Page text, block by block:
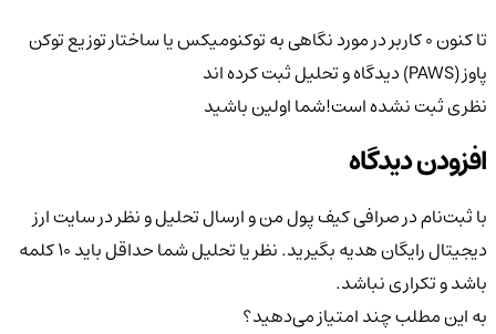
تا کنون 0 کاربر در مورد
نگاهی به توکنومیکس یا ساختار توزیع توکن
پاوز (PAWS)
دیدگاه و تحلیل ثبت کرده اند
نظری ثبت نشده است!شما اولین باشید
افزودن دیدگاه
با ثبت‌نام در صرافی کیف پول من و ارسال تحلیل و نظر در سایت ارز
دیجیتال رایگان هدیه بگیرید. نظر یا تحلیل شما حداقل باید ۱۰ کلمه
باشد و تکراری نباشد.
به این مطلب چند امتیاز می‌دهید؟